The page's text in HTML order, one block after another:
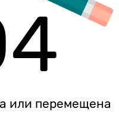
или перемещена